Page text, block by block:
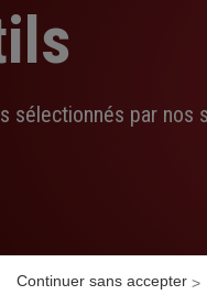
sélectionnés par nos
Continuer sans accepter